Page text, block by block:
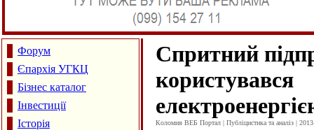
Форум
Єпархія УГКЦ
Бізнес каталог
Інвестиції
Історія
Спритний
користувався
Коломия ВЕБ Портал | Публіцистика та аналіз |